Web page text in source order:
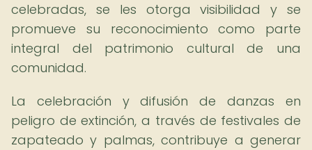
celebradas, se les otorga visibilidad y se
promueve su reconocimiento como parte
integral del patrimonio cultural de una
comunidad.
La celebración y difusión de danzas en
peligro de extinción, a través de festivales de
zapateado y palmas, contribuye a generar